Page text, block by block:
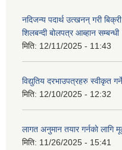
नदिजन्य पदार्थ उत्खनन् गरी
शिलबन्दी बोलपत्र आब्हान
मिति: 12/11/2025 - 11:43
विद्युतिय दरभाउपत्रहरु स्वीकृत
मिति: 12/10/2025 - 12:32
लागत अनुमान तयार गर्नकाे लागि
मिति: 11/26/2025 - 15:41